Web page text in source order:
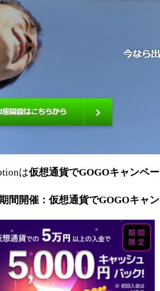
は仮想通貨でGOGOキャンペー
間開催：仮想通貨でGOGOキャ